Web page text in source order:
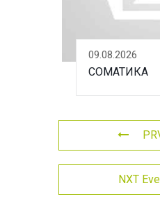
09.08.2026
СОМАТИКА
NXT